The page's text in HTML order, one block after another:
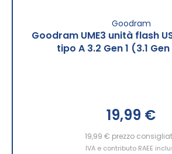
Goodram
Goodram UME3 unità flash
tipo A 3.2 Gen 1 (3.1
19,99 €
19,99 € prezzo
IVA e contributo RAEE